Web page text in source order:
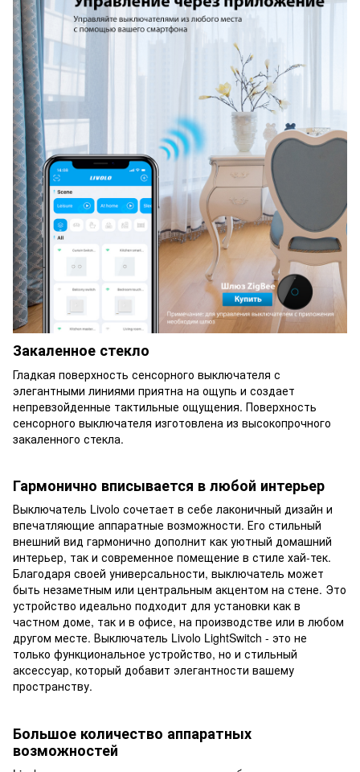
Закаленное стекло
Гладкая поверхность сенсорного выключателя с
элегантными линиями приятна на ощупь и создает
непревзойденные тактильные ощущения. Поверхность
сенсорного выключателя изготовлена из высокопрочного
закаленного стекла.
Гармонично вписывается в любой интерьер
Выключатель Livolo сочетает в себе лаконичный дизайн и
впечатляющие аппаратные возможности. Его стильный
внешний вид гармонично дополнит как уютный домашний
интерьер, так и современное помещение в стиле хай-тек.
Благодаря своей универсальности, выключатель может
быть незаметным или центральным акцентом на стене. Это
устройство идеально подходит для установки как в
частном доме, так и в офисе, на производстве или в любом
другом месте. Выключатель Livolo LightSwitch - это не
только функциональное устройство, но и стильный
аксессуар, который добавит элегантности вашему
пространству.
Большое количество аппаратных
возможностей